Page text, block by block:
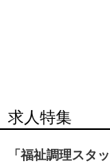
求人特集
「福祉調理スタ